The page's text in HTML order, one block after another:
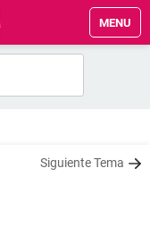
MENU
Siguiente Tema